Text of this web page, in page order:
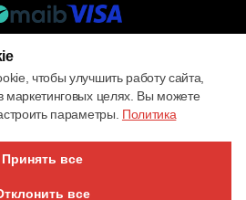
– 2026 ECOM
чтобы улучшить работу сайта,
маркетинговых целях. Вы можете
параметры. Политика
Принять все
все